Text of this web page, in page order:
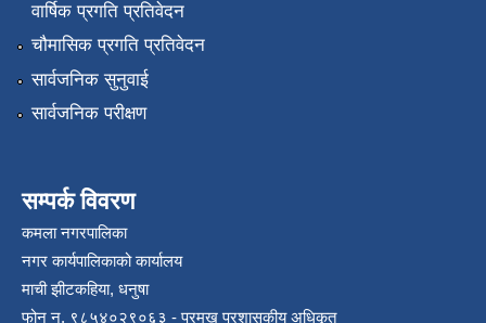
वार्षिक प्रगति प्रतिवेदन
चौमासिक प्रगति प्रतिवेदन
सार्वजनिक सुनुवाई
सार्वजनिक परीक्षण
सम्पर्क विवरण
कमला नगरपालिका
नगर कार्यपालिकाको कार्यालय
माची झीटकहिया, धनुषा
फोन न‌. ९८५४०२९०६३ - प्रमुख प्रशासकीय अधिकृत